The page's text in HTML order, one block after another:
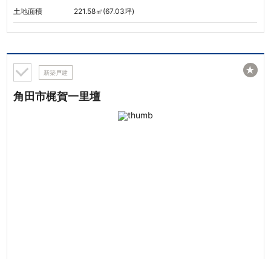
土地面積 221.58㎡(67.03坪)
新築戸建
角田市梶賀一里壇
★